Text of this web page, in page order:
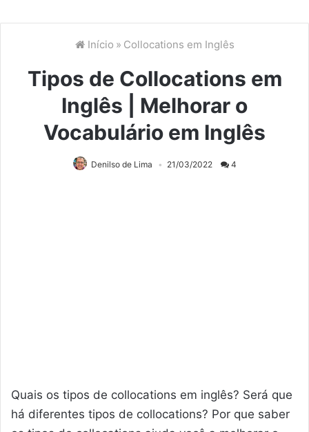
Início » Collocations em Inglês
Tipos de Collocations em
Inglês | Melhorar o
Vocabulário em Inglês
Denilso de Lima 21/03/2022 4
Quais os tipos de collocations em inglês? Será que
há diferentes tipos de collocations? Por que saber